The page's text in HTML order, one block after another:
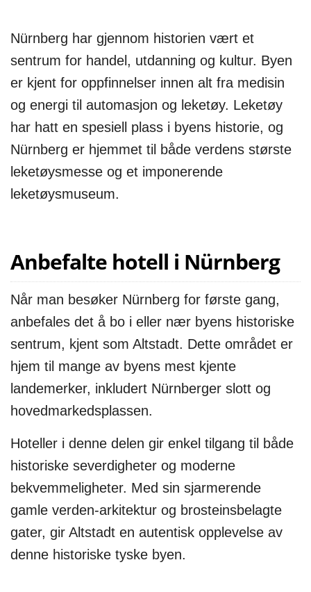
Nürnberg har gjennom historien vært et
sentrum for handel, utdanning og kultur. Byen
er kjent for oppfinnelser innen alt fra medisin
og energi til automasjon og leketøy. Leketøy
har hatt en spesiell plass i byens historie, og
Nürnberg er hjemmet til både verdens største
leketøysmesse og et imponerende
leketøysmuseum.
Anbefalte hotell i Nürnberg
Når man besøker Nürnberg for første gang,
anbefales det å bo i eller nær byens historiske
sentrum, kjent som Altstadt. Dette området er
hjem til mange av byens mest kjente
landemerker, inkludert Nürnberger slott og
hovedmarkedsplassen.
Hoteller i denne delen gir enkel tilgang til både
historiske severdigheter og moderne
bekvemmeligheter. Med sin sjarmerende
gamle verden-arkitektur og brosteinsbelagte
gater, gir Altstadt en autentisk opplevelse av
denne historiske tyske byen.